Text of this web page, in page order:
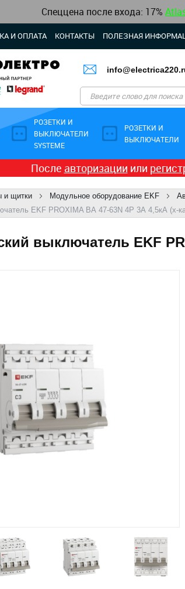
Спеццена после входа: 17%
И ОПЛАТА КОНТАКТЫ ПОЛЕЗНАЯ
РОЗЕТКИ И
ВЫКЛЮЧАТЕЛИ
SYSTEME
РОЗЕТКИ И
ВЫКЛЮЧАТЕЛИ
После авторизации или
и щитки Модульное оборудование EKF
EKF PROXIMA ВА 47-63N 4Р 3А 4,5кА (х-
выключатель EKF